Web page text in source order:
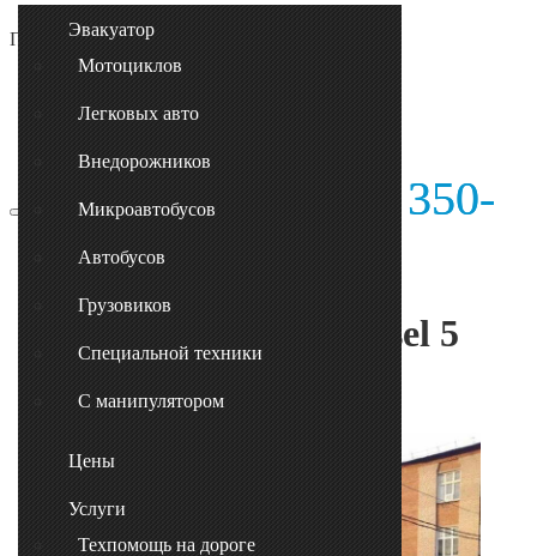
Предложение для владельцев
Барнаул
350-
Эвакуатор
Мотоциклов
Легковых авто
Внедорожников
Микроавтобусов
Автобусов
Грузовиков
Специальной техники
С манипулятором
Цены
Услуги
Техпомощь на дороге
Эвакуатор Nissan Diesel 5